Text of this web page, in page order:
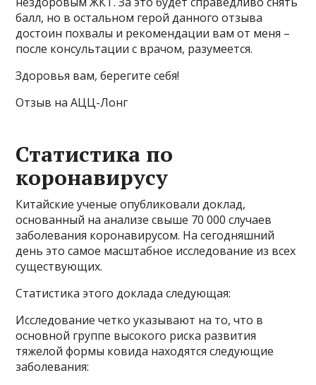
балл, но в остальном герой данного отзыва
достоин похвалы и рекомендации вам от меня –
после консультации с врачом, разумеется.
Здоровья вам, берегите себя!
Отзыв на АЦЦ-Лонг
Статистика по
коронавирусу
Китайские ученые опубликовали доклад,
основанный на анализе свыше 70 000 случаев
заболевания коронавирусом. На сегодняшний
день это самое масштабное исследование из всех
существующих.
Статистика этого доклада следующая:
Исследование четко указывают на то, что в
основной группе высокого риска развития
тяжелой формы ковида находятся следующие
заболевания: